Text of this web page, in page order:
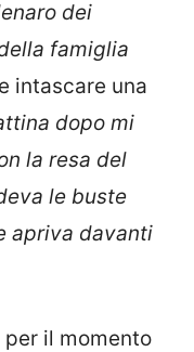
dei
famiglia
intascare una
dopo mi
la resa del
le buste
apriva davanti
il momento